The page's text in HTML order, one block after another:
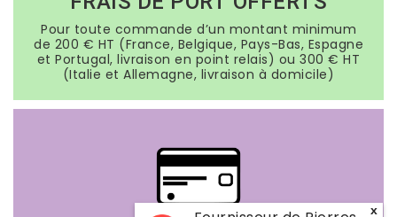
Pour toute commande d’un montant minimum
de 200 € HT (France, Belgique, Pays-Bas, Espagne
et Portugal, livraison en point relais) ou 300 € HT
(Italie et Allemagne, livraison à domicile)
x